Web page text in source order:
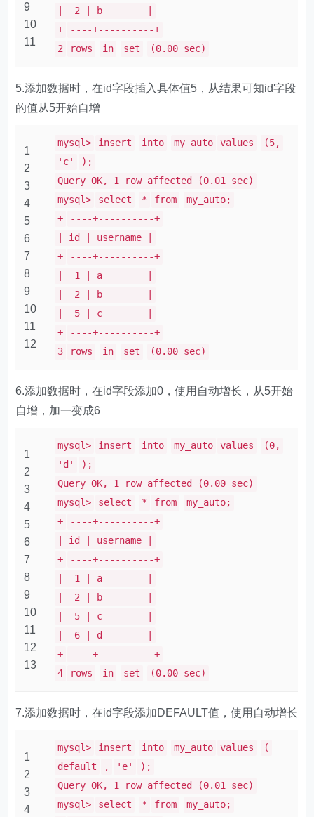
9
10
11
| 2 | b |
+
----+----------+
2
rows in set (0.00 sec)
5.添加数据时，在id字段插入具体值5，从结果可知id字段
的值从5开始自增
1
2
3
4
5
6
7
8
9
10
11
12
mysql> insert into my_auto values
(5,
'c'
);
Query OK, 1 row affected (0.01 sec)
mysql>
select * from
my_auto;
+
----+----------+
| id | username |
+
----+----------+
| 1 | a |
| 2 | b |
| 5 | c |
+
----+----------+
3
rows in set (0.00 sec)
6.添加数据时，在id字段添加0，使用自动增长，从5开始
自增，加一变成6
1
2
3
4
5
6
7
8
9
10
11
12
13
mysql> insert into my_auto values
(0,
'd'
);
Query OK, 1 row affected (0.00 sec)
mysql>
select * from
my_auto;
+
----+----------+
| id | username |
+
----+----------+
| 1 | a |
| 2 | b |
| 5 | c |
| 6 | d |
+
----+----------+
4
rows in set (0.00 sec)
7.添加数据时，在id字段添加DEFAULT值，使用自动增长
1
2
3
4
mysql> insert into my_auto values
(
default
, 'e'
);
Query OK, 1 row affected (0.01 sec)
mysql>
select * from
my_auto;